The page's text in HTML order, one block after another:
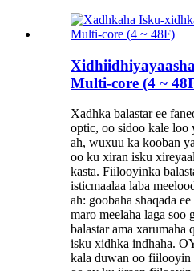
Multi-core (4 ~
Xadhka balastar ee
optic, oo sidoo kale loo
ah, wuxuu ka kooban
oo ku xiran isku
kasta. Fiilooyinka
isticmaalaa laba
ah: goobaha shaqada
maro meelaha laga soo
balastar ama xarumaha
isku xidhka indhaha.
kala duwan oo fiilooyin